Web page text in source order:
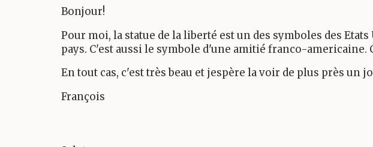
Bonjour!
Pour moi, la statue de la liberté est un des symboles des
pays. C'est aussi le symbole d'une amitié franco-americaine.
En tout cas, c'est très beau et jespère la voir de plus près un
François